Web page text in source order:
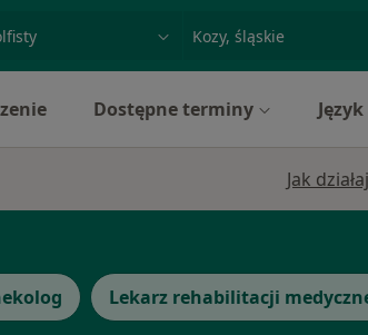
badanie lub nazwiskomiasto lub dzielnica
Dostępne terminy Język
Jak
Lekarz rehabilitacji